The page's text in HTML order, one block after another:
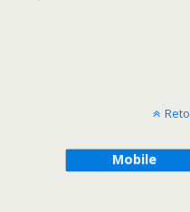
Mobile